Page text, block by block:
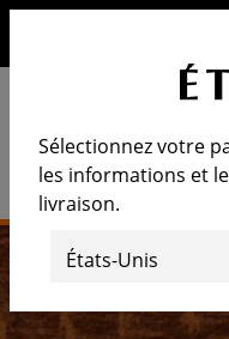
Sélectionnez votre
les informations et
livraison.